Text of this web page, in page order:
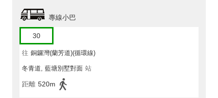
專線小巴
30
往 銅鑼灣(蘭芳道)(循環線)
冬青道, 藍塘別墅對面 站
距離 520m